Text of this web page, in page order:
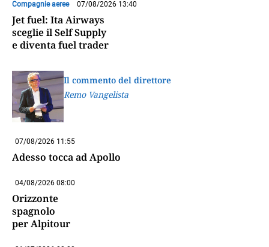
Compagnie aeree 07/08/2026 13:40
Jet fuel: Ita Airways
sceglie il Self Supply
e diventa fuel trader
Il commento del direttore
Remo Vangelista
07/08/2026 11:55
Adesso tocca ad Apollo
04/08/2026 08:00
Orizzonte
spagnolo
per Alpitour